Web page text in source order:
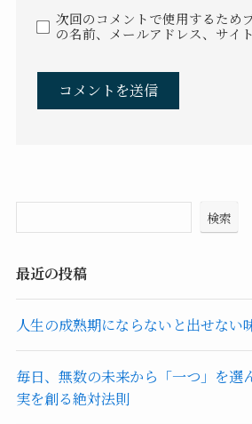
次回のコメントで使用するため
の名前、メールアドレス、サイ
検索
最近の投稿
人生の成熟期にならないと出せない
毎日、無数の未来から「一つ」を選
実を創る絶対法則